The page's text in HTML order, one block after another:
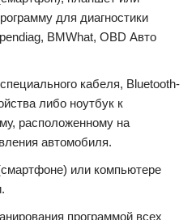
для диагностики
BMWhat, OBD Авто
кабеля, Bluetooth-
либо ноутбук к
расположенному на
автомобиля.
или компьютере
программой всех